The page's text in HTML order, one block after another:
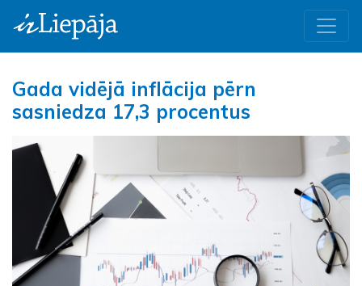
Gada vidējā inflācija pērn
sasniedza 17,3 procentus